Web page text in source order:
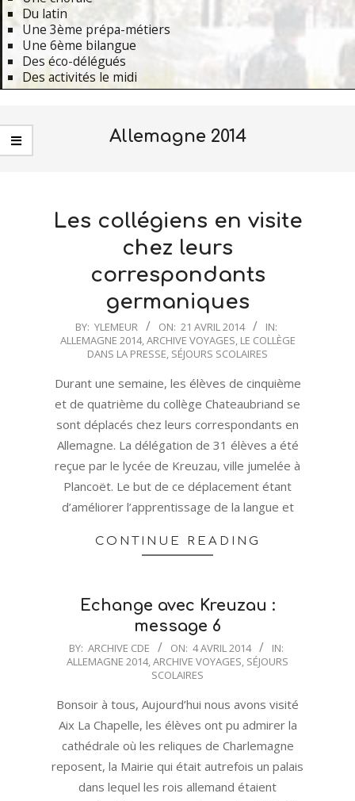
Du latin
Une 3ème prépa-métiers
Une 6ème bilangue
Des éco-délégués
Des activités le midi
Menu
Allemagne 2014
Les collégiens en visite
chez leurs
correspondants
germaniques
2014-
04-
BY: YLEMEUR ON: 21 AVRIL 2014
IN:
ALLEMAGNE 2014,ARCHIVE VOYAGES, LE COLLÈGE
DANS LA PRESSE, SÉJOURS SCOLAIRES
Durant une semaine, les élèves de cinquième
et de quatrième du collège Chateaubriand se
sont déplacés chez leurs correspondants en
Allemagne. La délégation de 31 élèves a été
reçue par le lycée de Kreuzau, ville jumelée à
Plancoët. Le but de ce déplacement étant
d’améliorer l’apprentissage de la langue et
CONTINUE READING
Echange avec Kreuzau :
message 6
2014-
BY: ARCHIVE CDE ON: 4 AVRIL 2014
IN:
ALLEMAGNE 2014,ARCHIVE VOYAGES, SÉJOURS
SCOLAIRES
Bonsoir à tous, Aujourd’hui nous avons visité
Aix La Chapelle, les élèves ont pu admirer la
cathédrale où les reliques de Charlemagne
reposent, la Mairie qui était autrefois un palais
dans lequel les rois allemand étaient